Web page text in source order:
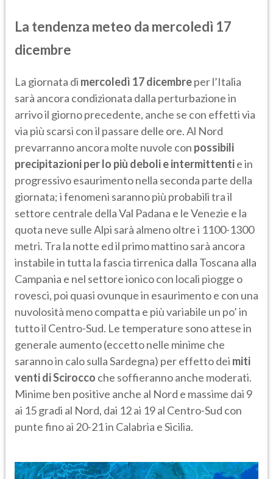
La tendenza meteo da mercoledì 17
dicembre
La giornata di mercoledì 17 dicembreper l’Italia
sarà ancora condizionata dalla perturbazione in
arrivo il giorno precedente, anche se con effetti via
via più scarsi con il passare delle ore. Al Nord
prevarranno ancora molte nuvole con possibili
precipitazioni per lo più deboli e intermittentie in
progressivo esaurimento nella seconda parte della
giornata; i fenomeni saranno più probabili tra il
settore centrale della Val Padana e le Venezie e la
quota neve sulle Alpi sarà almeno oltre i 1100-1300
metri. Tra la notte ed il primo mattino sarà ancora
instabile in tutta la fascia tirrenica dalla Toscana alla
Campania e nel settore ionico con locali piogge o
rovesci, poi quasi ovunque in esaurimento e con una
nuvolosità meno compatta e più variabile un po’ in
tutto il Centro-Sud. Le temperature sono attese in
generale aumento (eccetto nelle minime che
saranno in calo sulla Sardegna) per effetto dei miti
venti di Scirocco che soffieranno anche moderati.
Minime ben positive anche al Nord e massime dai 9
ai 15 gradi al Nord, dai 12 ai 19 al Centro-Sud con
punte fino ai 20-21 in Calabria e Sicilia.